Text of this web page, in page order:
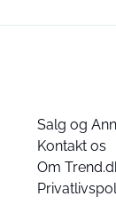
Salg og
Kontakt os
Om